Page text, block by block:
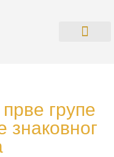
групе
знаковног